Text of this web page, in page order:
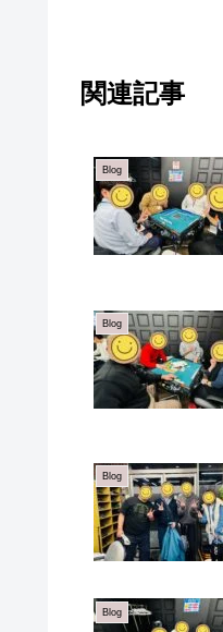
関連記事
Blog
Blog
Blog
Blog